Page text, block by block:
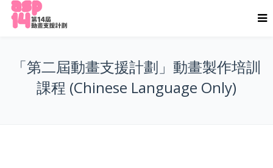
「第二屆動畫支援計劃」動畫製作培訓
課程 (Chinese Language Only)